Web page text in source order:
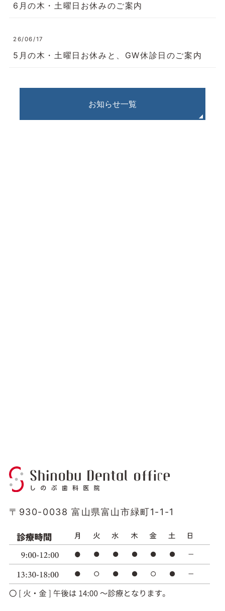
6月の木・土曜日お休みのご案内
26/06/17
5月の木・土曜日お休みと、GW休診日のご案内
お知らせ一覧
〒930-0038 富山県富山市緑町1-1-1